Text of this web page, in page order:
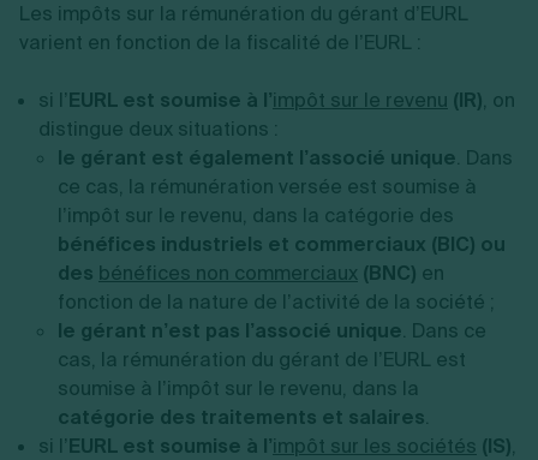
Les impôts sur la rémunération du gérant d’EURL
varient en fonction de la fiscalité de l’EURL :
si l’EURL est soumise à l’impôt sur le revenu (IR), on
distingue deux situations :
le gérant est également l’associé unique. Dans
ce cas, la rémunération versée est soumise à
l’impôt sur le revenu, dans la catégorie des
bénéfices industriels et commerciaux (BIC) ou
des bénéfices non commerciaux (BNC) en
fonction de la nature de l’activité de la société ;
le gérant n’est pas l’associé unique. Dans ce
cas, la rémunération du gérant de l’EURL est
soumise à l’impôt sur le revenu, dans la
catégorie des traitements et salaires.
si l’EURL est soumise à l’impôt sur les sociétés (IS),